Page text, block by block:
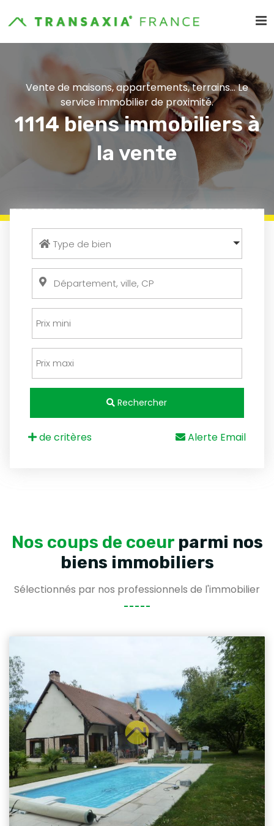
Vente de maisons, appartements, terrains... Le
service immobilier de proximité.
1114 biens immobiliers à
la vente
Type de bien
Rechercher
de critères Alerte Email
Nos coups de coeur parmi nos
biens immobiliers
Sélectionnés par nos professionnels de l'immobilier